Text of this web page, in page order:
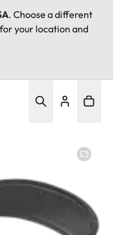
. Choose a different
your location and